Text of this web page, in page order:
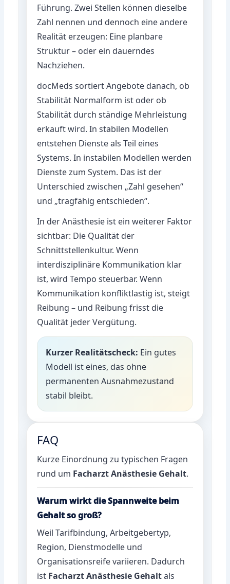
Führung. Zwei Stellen können dieselbe
Zahl nennen und dennoch eine andere
Realität erzeugen: Eine planbare
Struktur – oder ein dauerndes
Nachziehen.
docMeds sortiert Angebote danach, ob
Stabilität Normalform ist oder ob
Stabilität durch ständige Mehrleistung
erkauft wird. In stabilen Modellen
entstehen Dienste als Teil eines
Systems. In instabilen Modellen werden
Dienste zum System. Das ist der
Unterschied zwischen „Zahl gesehen“
und „tragfähig entschieden“.
In der Anästhesie ist ein weiterer Faktor
sichtbar: Die Qualität der
Schnittstellenkultur. Wenn
interdisziplinäre Kommunikation klar
ist, wird Tempo steuerbar. Wenn
Kommunikation konfliktlastig ist, steigt
Reibung – und Reibung frisst die
Qualität jeder Vergütung.
Kurzer Realitätscheck: Ein gutes
Modell ist eines, das ohne
permanenten Ausnahmezustand
stabil bleibt.
FAQ
Kurze Einordnung zu typischen Fragen
rund um Facharzt Anästhesie Gehalt.
Warum wirkt die Spannweite beim
Gehalt so groß?
Weil Tarifbindung, Arbeitgebertyp,
Region, Dienstmodelle und
Organisationsreife variieren. Dadurch
ist Facharzt Anästhesie Gehaltals